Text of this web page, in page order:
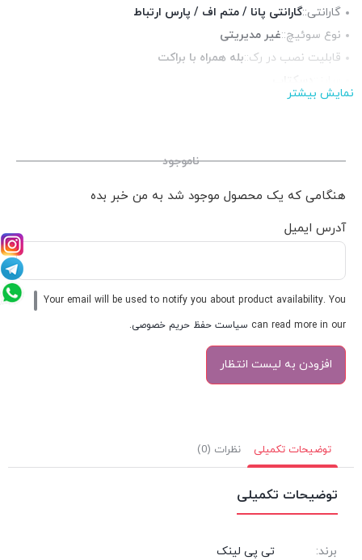
گارانتی::گارانتی پانا / متم اف / پارس ارتباط
نوع سوئیچ::غیر مدیریتی
قابلیت نصب در رک::بله همراه با براکت
پورت شبکه::
نمایش بیشتر
ناموجود
هنگامی که یک محصول موجود شد به من خبر بده
آدرس ایمیل
Your email will be used to notify you about product availability. You
can read more in our سیاست حفظ حریم خصوصی.
توضیحات تکمیلی نظرات (0)
توضیحات تکمیلی
برند: تی پی لینک